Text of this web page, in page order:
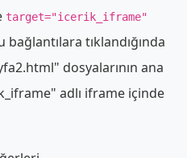
target="icerik_iframe"
tıklandığında
dosyalarının ana
adlı iframe içinde